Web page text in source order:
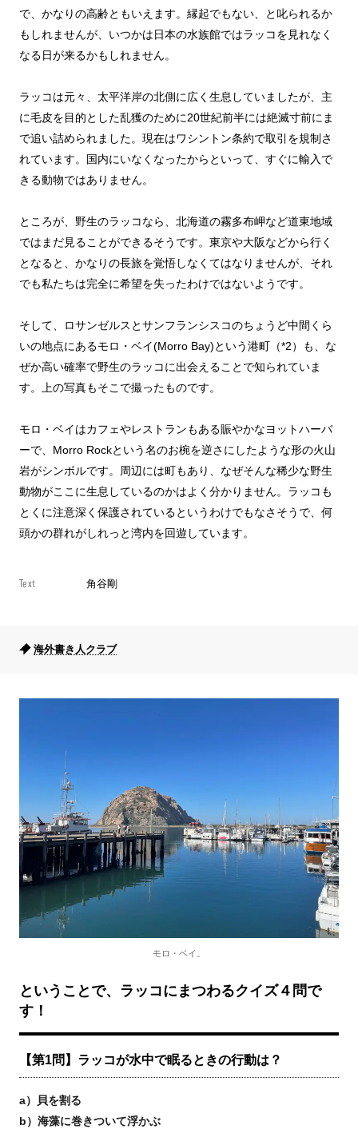
で、かなりの高齢ともいえます。縁起でもない、と叱られるか
もしれませんが、いつかは日本の水族館ではラッコを見れなく
なる日が来るかもしれません。
ラッコは元々、太平洋岸の北側に広く生息していましたが、主
に毛皮を目的とした乱獲のために20世紀前半には絶滅寸前にま
で追い詰められました。現在はワシントン条約で取引を規制さ
れています。国内にいなくなったからといって、すぐに輸入で
きる動物ではありません。
ところが、野生のラッコなら、北海道の霧多布岬など道東地域
ではまだ見ることができるそうです。東京や大阪などから行く
となると、かなりの長旅を覚悟しなくてはなりませんが、それ
でも私たちは完全に希望を失ったわけではないようです。
そして、ロサンゼルスとサンフランシスコのちょうど中間くら
いの地点にあるモロ・ベイ(Morro Bay)という港町（*2）も、な
ぜか高い確率で野生のラッコに出会えることで知られていま
す。上の写真もそこで撮ったものです。
モロ・ベイはカフェやレストランもある賑やかなヨットハーバ
ーで、Morro Rockという名のお椀を逆さにしたような形の火山
岩がシンボルです。周辺には町もあり、なぜそんな稀少な野生
動物がここに生息しているのかはよく分かりません。ラッコも
とくに注意深く保護されているというわけでもなさそうで、何
頭かの群れがしれっと湾内を回遊しています。
Text 角谷剛
海外書き人クラブ
モロ・ベイ。
ということで、ラッコにまつわるクイズ４問で
す！
【第1問】ラッコが水中で眠るときの行動は？
a）貝を割る
b）海藻に巻きついて浮かぶ